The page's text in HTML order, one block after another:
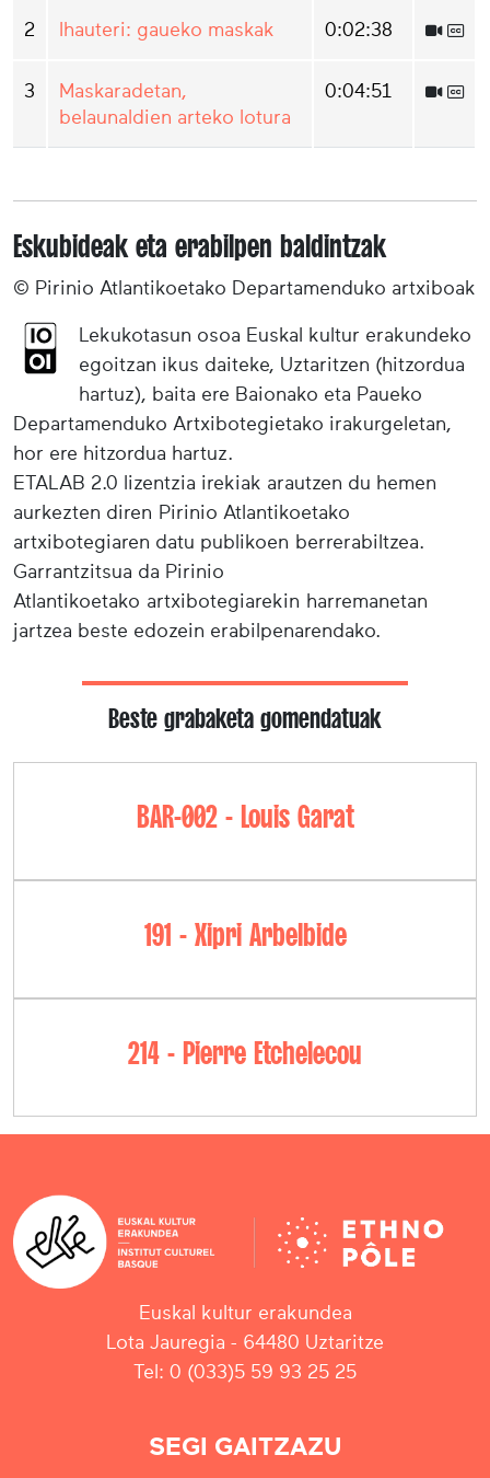
2 Ihauteri: gaueko maskak 0:02:38
3
Maskaradetan,
belaunaldien arteko lotura
0:04:51
Eskubideak eta erabilpen baldintzak
© Pirinio Atlantikoetako Departamenduko artxiboak
Lekukotasun osoa Euskal kultur erakundeko
egoitzan ikus daiteke, Uztaritzen (hitzordua
hartuz), baita ere Baionako eta Paueko
Departamenduko Artxibotegietako irakurgeletan,
hor ere hitzordua hartuz.
ETALAB 2.0 lizentzia irekiak arautzen du hemen
aurkezten diren Pirinio Atlantikoetako
artxibotegiaren datu publikoen berrerabiltzea.
Garrantzitsua da Pirinio
Atlantikoetako artxibotegiarekin harremanetan
jartzea beste edozein erabilpenarendako.
Beste grabaketa gomendatuak
BAR-002 - Louis Garat
191 - Xipri Arbelbide
214 - Pierre Etchelecou
Euskal kultur erakundea
Lota Jauregia - 64480 Uztaritze
Tel: 0 (033)5 59 93 25 25
SEGI GAITZAZU